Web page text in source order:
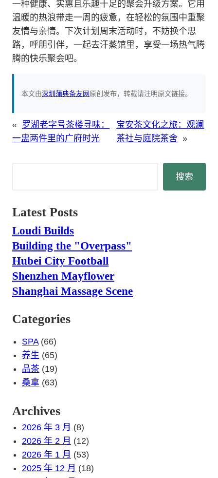
一种健康、实惠且乐趣十足的聚会升级方案。它用
温暖的热浪带走一周的疲惫，在轻松的氛围中重聚
友情与亲情。下次计划周末活动时，不妨换个思
路，呼朋引伴，一起去汗蒸馆里，享受一场热气腾
腾的快乐聚会吧。
本文由深圳蒲典条友网原创发布，转载请注明原文链接。
« 罗湖老字号茶楼寻味：
一盅两件里的广府时光
宝安茶文化之旅：观澜
茶社与庭院茶舍 »
搜索
Latest Posts
Loudi Builds
Building the "Overpass"
Hubei City Football
Shenzhen Mayflower
Shanghai Massage Scene
Categories
SPA(66)
养生 (65)
品茶 (19)
桑拿 (63)
Archives
2026 年 3 月 (8)
2026 年 2 月 (12)
2026 年 1 月 (53)
2025 年 12 月 (18)